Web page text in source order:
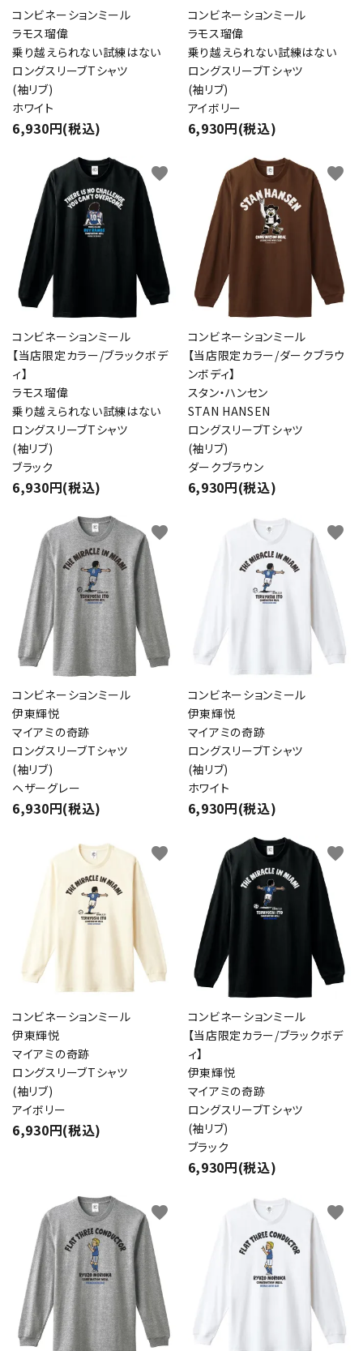
コンビネーションミール
ラモス瑠偉
乗り越えられない試練はない
ロングスリーブTシャツ
(袖リブ)
ホワイト
6,930円(税込)
コンビネーションミール
ラモス瑠偉
乗り越えられない試練はない
ロングスリーブTシャツ
(袖リブ)
アイボリー
6,930円(税込)
コンビネーションミール
【当店限定カラー/ブラックボデ
ィ】
ラモス瑠偉
乗り越えられない試練はない
ロングスリーブTシャツ
(袖リブ)
ブラック
6,930円(税込)
favorite
コンビネーションミール
【当店限定カラー/ダークブラウ
ンボディ】
スタン・ハンセン
STAN HANSEN
ロングスリーブTシャツ
(袖リブ)
ダークブラウン
6,930円(税込)
favorite
コンビネーションミール
伊東輝悦
マイアミの奇跡
ロングスリーブTシャツ
(袖リブ)
ヘザーグレー
6,930円(税込)
favorite
コンビネーションミール
伊東輝悦
マイアミの奇跡
ロングスリーブTシャツ
(袖リブ)
ホワイト
6,930円(税込)
favorite
コンビネーションミール
伊東輝悦
マイアミの奇跡
ロングスリーブTシャツ
(袖リブ)
アイボリー
6,930円(税込)
favorite
コンビネーションミール
【当店限定カラー/ブラックボデ
ィ】
伊東輝悦
マイアミの奇跡
ロングスリーブTシャツ
(袖リブ)
ブラック
6,930円(税込)
favorite
favorite favorite